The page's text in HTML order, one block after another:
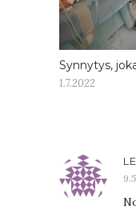
Synnytys,
1.7.2022